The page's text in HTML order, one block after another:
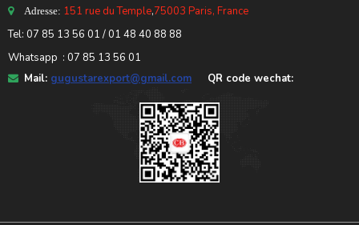
Adresse: 151 rue du Temple,75003 Paris, France
Tel: 07 85 13 56 01 / 01 48 40 88 88
Whatsapp : 07 85 13 56 01
Mail: gugustarexport@gmail.com QR code wechat: